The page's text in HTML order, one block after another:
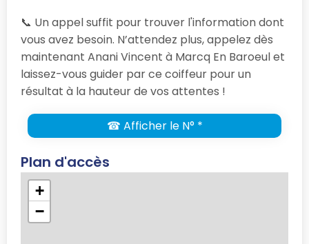
📞 Un appel suffit pour trouver l'information dont
vous avez besoin. N’attendez plus, appelez dès
maintenant Anani Vincent à Marcq En Baroeul et
laissez-vous guider par ce coiffeur pour un
résultat à la hauteur de vos attentes !
☎ Afficher le N° *
Plan d'accès
+
−